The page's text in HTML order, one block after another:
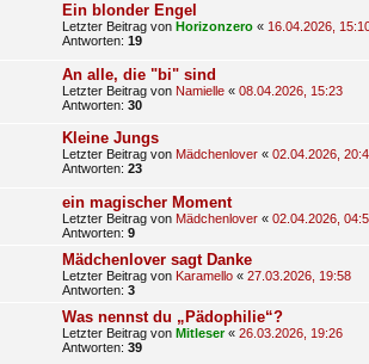
Ein blonder Engel
Letzter Beitrag von Horizonzero « 16.04.2026,
Antworten: 19
An alle, die "bi" sind
Letzter Beitrag von Namielle « 08.04.2026, 15:23
Antworten: 30
Kleine Jungs
Letzter Beitrag von Mädchenlover « 02.04.2026,
Antworten: 23
ein magischer Moment
Letzter Beitrag von Mädchenlover « 02.04.2026,
Antworten: 9
Mädchenlover sagt Danke
Letzter Beitrag von Karamello « 27.03.2026, 19:58
Antworten: 3
Was nennst du „Pädophilie“?
Letzter Beitrag von Mitleser« 26.03.2026, 19:26
Antworten: 39